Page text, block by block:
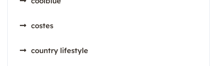
costes
country lifestyle